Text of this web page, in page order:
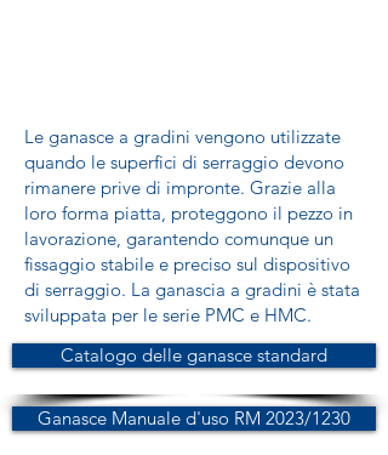
Le ganasce a gradini vengono utilizzate
quando le superfici di serraggio devono
rimanere prive di impronte. Grazie alla
loro forma piatta, proteggono il pezzo in
lavorazione, garantendo comunque un
fissaggio stabile e preciso sul dispositivo
di serraggio. La ganascia a gradini è stata
sviluppata per le serie PMC e HMC.
Catalogo delle ganasce standard
Ganasce Manuale d'uso RM 2023/1230